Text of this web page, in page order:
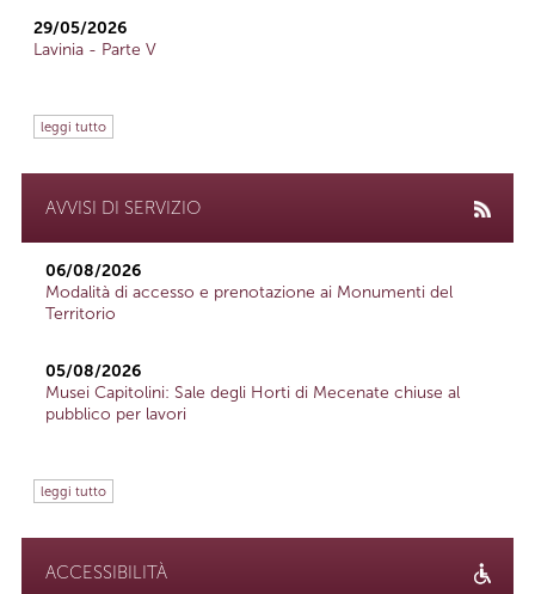
29/05/2026
Lavinia - Parte V
leggi tutto
AVVISI DI SERVIZIO
06/08/2026
Modalità di accesso e prenotazione ai Monumenti del
Territorio
05/08/2026
Musei Capitolini: Sale degli Horti di Mecenate chiuse al
pubblico per lavori
leggi tutto
ACCESSIBILITÀ